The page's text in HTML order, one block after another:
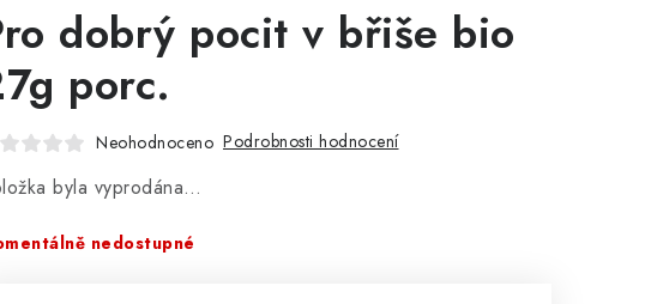
dobrý pocit v břiše bio
porc.
Neohodnoceno Podrobnosti hodnocení
byla vyprodána…
nedostupné